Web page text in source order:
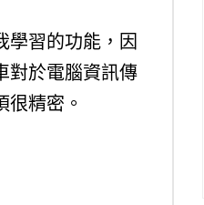
學習的功能，因
對於電腦資訊傳
精密。